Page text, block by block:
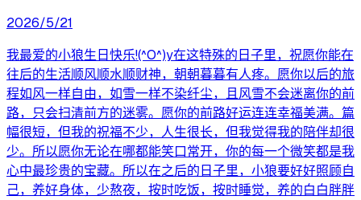
2026/5/21
我最爱的小狼生日快乐!(^O^)y在这特殊的日子里，祝愿你能在
往后的生活顺风顺水顺财神，朝朝暮暮有人疼。愿你以后的旅
程如风一样自由，如雪一样不染纤尘，且风雪不会迷离你的前
路，只会扫清前方的迷雾。愿你的前路好运连连幸福美满。篇
幅很短，但我的祝福不少，人生很长，但我觉得我的陪伴却很
少。所以愿你无论在哪都能笑口常开，你的每一个微笑都是我
心中最珍贵的宝藏。所以在之后的日子里，小狼要好好照顾自
己，养好身体，少熬夜，按时吃饭，按时睡觉，养的白白胖胖